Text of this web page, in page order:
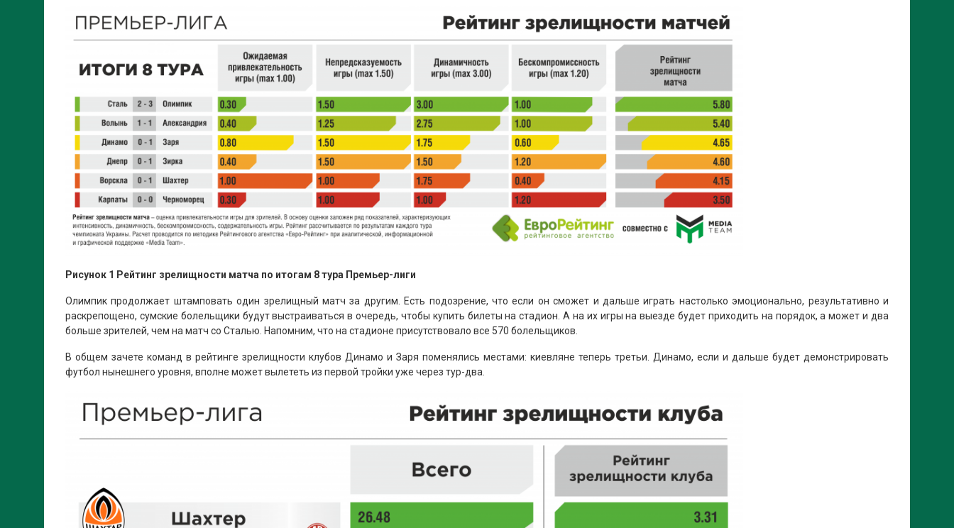
Рисунок 1 Рейтинг зрелищности матча по итогам 8 тура Премьер-лиги
Олимпик продолжает штамповать один зрелищный матч за другим. Есть подозрение, что если он сможет и дальше играть настолько эмоционально, результативно и
раскрепощено, сумские болельщики будут выстраиваться в очередь, чтобы купить билеты на стадион. А на их игры на выезде будет приходить на порядок, а может и два
больше зрителей, чем на матч со Сталью. Напомним, что на стадионе присутствовало все 570 болельщиков.
В общем зачете команд в рейтинге зрелищности клубов Динамо и Заря поменялись местами: киевляне теперь третьи. Динамо, если и дальше будет демонстрировать
футбол нынешнего уровня, вполне может вылететь из первой тройки уже через тур-два.